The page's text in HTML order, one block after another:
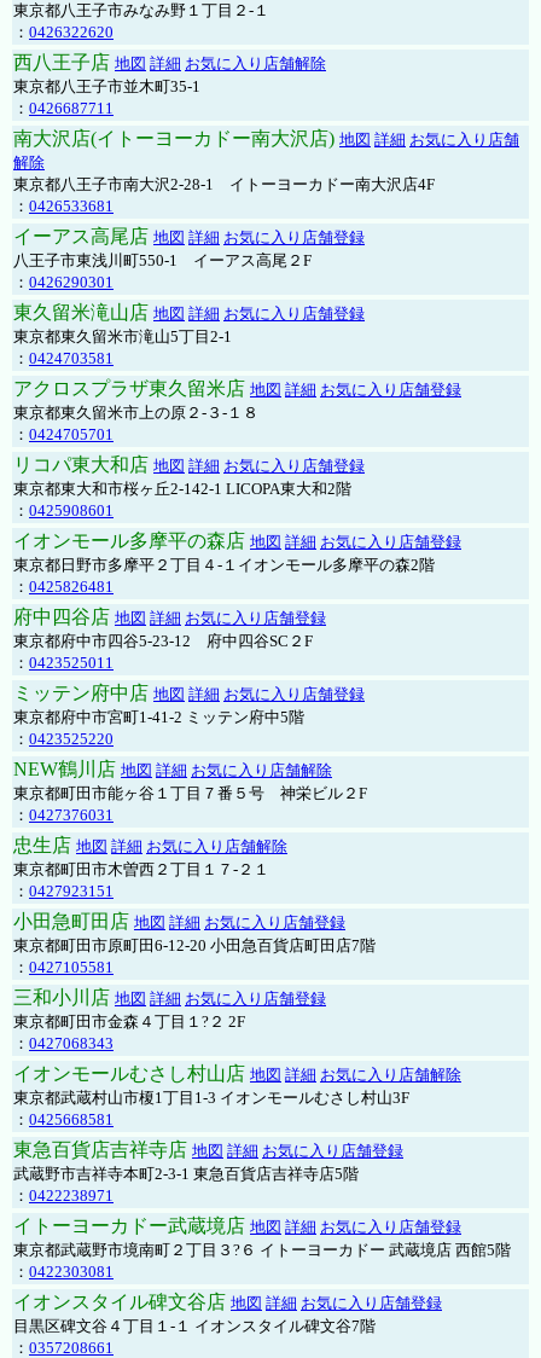
東京都八王子市みなみ野１丁目２-１
： 0426322620
西八王子店 地図 詳細 お気に入り店舗解除
東京都八王子市並木町35-1
： 0426687711
南大沢店(イトーヨーカドー南大沢店) 地図 詳細 お気に入り店舗
解除
東京都八王子市南大沢2-28-1 イトーヨーカドー南大沢店4F
： 0426533681
イーアス高尾店 地図 詳細 お気に入り店舗登録
八王子市東浅川町550-1 イーアス高尾２F
： 0426290301
東久留米滝山店 地図 詳細 お気に入り店舗登録
東京都東久留米市滝山5丁目2-1
： 0424703581
アクロスプラザ東久留米店 地図 詳細 お気に入り店舗登録
東京都東久留米市上の原２-３-１８
： 0424705701
リコパ東大和店 地図 詳細 お気に入り店舗登録
東京都東大和市桜ヶ丘2-142-1 LICOPA東大和2階
： 0425908601
イオンモール多摩平の森店 地図 詳細 お気に入り店舗登録
東京都日野市多摩平２丁目４-１イオンモール多摩平の森2階
： 0425826481
府中四谷店 地図 詳細 お気に入り店舗登録
東京都府中市四谷5-23-12 府中四谷SC２F
： 0423525011
ミッテン府中店 地図 詳細 お気に入り店舗登録
東京都府中市宮町1-41-2 ミッテン府中5階
： 0423525220
NEW鶴川店 地図 詳細 お気に入り店舗解除
東京都町田市能ヶ谷１丁目７番５号 神栄ビル２F
： 0427376031
忠生店 地図 詳細 お気に入り店舗解除
東京都町田市木曽西２丁目１７-２１
： 0427923151
小田急町田店 地図 詳細 お気に入り店舗登録
東京都町田市原町田6-12-20 小田急百貨店町田店7階
： 0427105581
三和小川店 地図 詳細 お気に入り店舗登録
東京都町田市金森４丁目１?２ 2F
： 0427068343
イオンモールむさし村山店 地図 詳細 お気に入り店舗解除
東京都武蔵村山市榎1丁目1-3 イオンモールむさし村山3F
： 0425668581
東急百貨店吉祥寺店 地図 詳細 お気に入り店舗登録
武蔵野市吉祥寺本町2-3-1 東急百貨店吉祥寺店5階
： 0422238971
イトーヨーカドー武蔵境店 地図 詳細 お気に入り店舗登録
東京都武蔵野市境南町２丁目３?６ イトーヨーカドー 武蔵境店 西館5階
： 0422303081
イオンスタイル碑文谷店 地図 詳細 お気に入り店舗登録
目黒区碑文谷４丁目１-１ イオンスタイル碑文谷7階
： 0357208661